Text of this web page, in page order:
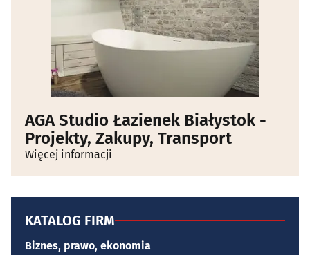
AGA Studio Łazienek Białystok -
Projekty, Zakupy, Transport
Więcej informacji
KATALOG FIRM
Biznes, prawo, ekonomia